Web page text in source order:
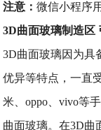
注意：微信小程序
3D曲面玻璃制造区
3D曲面玻璃因为具
优异等特点，一直
米、oppo、vivo等
曲面玻璃。在3D曲